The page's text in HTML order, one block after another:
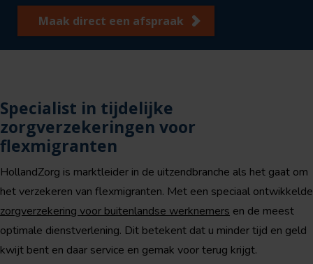
Maak direct een afspraak
Specialist in tijdelijke
zorgverzekeringen voor
flexmigranten
HollandZorg is marktleider in de uitzendbranche als het gaat om
het verzekeren van flexmigranten. Met een speciaal ontwikkelde
zorgverzekering voor buitenlandse werknemers en de meest
optimale dienstverlening. Dit betekent dat u minder tijd en geld
kwijt bent en daar service en gemak voor terug krijgt.